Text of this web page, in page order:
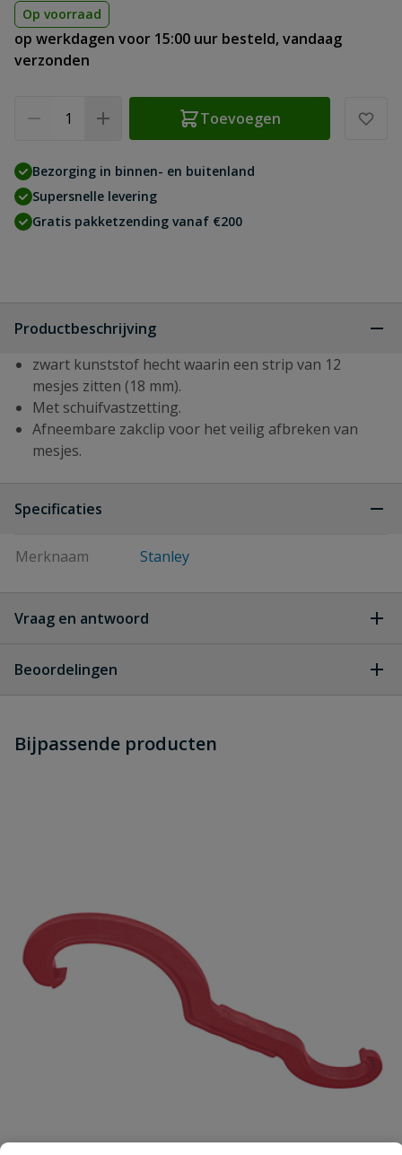
Op voorraad
op werkdagen voor 15:00 uur besteld, vandaag
verzonden
Toevoegen
Bezorging in binnen- en buitenland
Supersnelle levering
Gratis pakketzending vanaf €200
Productbeschrijving
zwart kunststof hecht waarin een strip van 12
mesjes zitten (18 mm).
Met schuifvastzetting.
Afneembare zakclip voor het veilig afbreken van
mesjes.
Specificaties
Merknaam Stanley
Vraag en antwoord
dit product?
Beoordelingen
Schrijf zelf een beoordeling
Bijpassende producten